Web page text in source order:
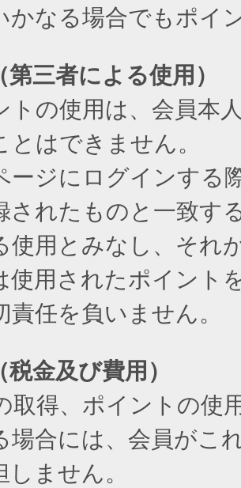
かなる場合でもポイ
三者による使用）
の使用は、会員本
とはできません。
ジにログインする
されたものと一致す
使用とみなし、それ
使用されたポイント
責任を負いません。
金及び費用）
取得、ポイントの使
場合には、会員がこ
ません。